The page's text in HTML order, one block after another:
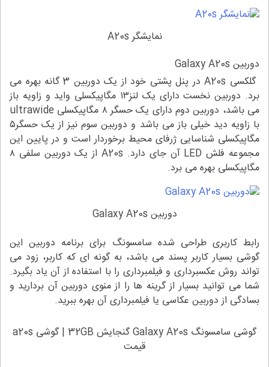
نمایشگر A20s
دوربین Galaxy A20s
گلکسی A20s در پنل پشتی خود از یک دوربین 3 گانه بهره می
برد. دوربین نخست دارای یک لنز۱۳ مگاپیکسلی واید و زاویه باز
می باشد، دوربین دوم دارای یک حسگر ۸ مگاپیکسلی ultrawide
با زاویه دید خیلی باز می باشد و دوربین سوم نیز از یک حسگر۵
مگاپیکسلی شناسایی ژرفای محیط برخوردار است و در پایین این
مجموعه فلش LED آن جای دارد. A20s از یک دوربین سلفی ۸
مگاپیکسلی بهره می برد.
دوربین Galaxy A20s
رابط کاربری طراحی شده سامسونگ برای برنامه دوربین این
گوشی بسیار کاربر پسند می باشد، به گونه ای که کاربر، زود می
تواند روش عکسبرداری و فیلمبرداری را با استفاده از آن یاد بگیرد.
شما می توانید بسیار از گرینه ها را از منوی دوربین آن بردارید و
بسادگی از دوربین عکاسی یا فیلمبرداری آن بهره ببرید.
گوشی سامسونگ Galaxy A20s گنجایش 32GB | گوشی a20s
قیمت